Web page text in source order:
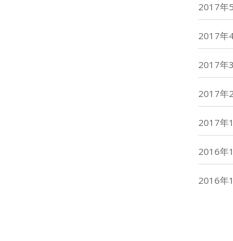
2017年
2017年
2017年
2017年
2017年
2016年
2016年